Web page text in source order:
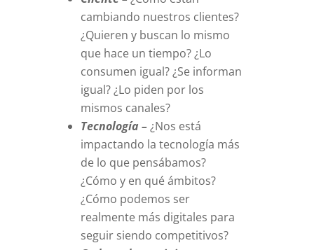
cambiando nuestros clientes?
¿Quieren y buscan lo mismo
que hace un tiempo? ¿Lo
consumen igual? ¿Se informan
igual? ¿Lo piden por los
mismos canales?
Tecnología –¿Nos está
impactando la tecnología más
de lo que pensábamos?
¿Cómo y en qué ámbitos?
¿Cómo podemos ser
realmente más digitales para
seguir siendo competitivos?